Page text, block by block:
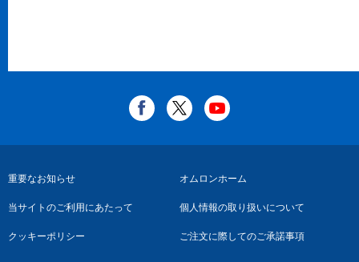
フ
ッ
タ
重要なお知らせ オムロンホーム
当サイトのご利用にあたって 個人情報の取り扱いについて
クッキーポリシー ご注文に際してのご承諾事項